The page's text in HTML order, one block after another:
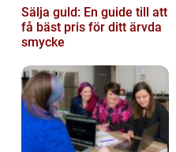
Sälja guld: En guide till att
få bäst pris för ditt ärvda
smycke